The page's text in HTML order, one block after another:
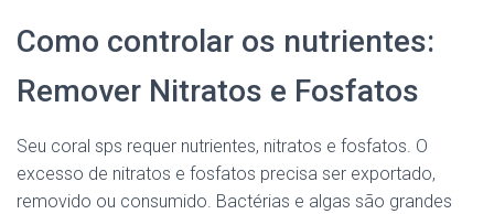
Como controlar os nutrientes:
Remover Nitratos e Fosfatos
Seu coral sps requer nutrientes, nitratos e fosfatos. O
excesso de nitratos e fosfatos precisa ser exportado,
removido ou consumido. Bactérias e algas são grandes